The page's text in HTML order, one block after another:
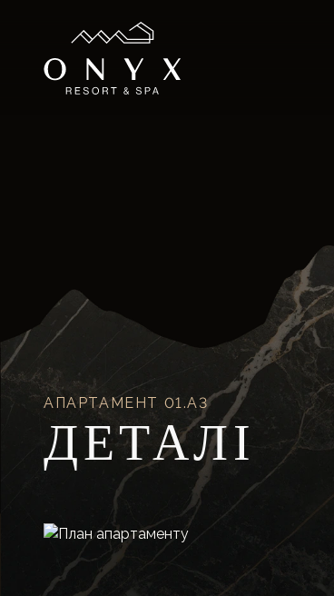
АПАРТАМЕНТ 01.A3
ДЕТАЛІ